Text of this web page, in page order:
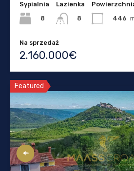
Sypialnia
8
Lazienka
8
446
Na sprzedaż
2.160.000€
Featured